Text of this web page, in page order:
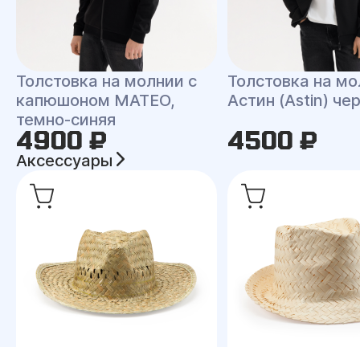
Толстовка на молнии с
капюшоном MATEO,
темно-синяя
4900 ₽
Толстовка на
Астин (Astin)
4500 ₽
Аксессуары